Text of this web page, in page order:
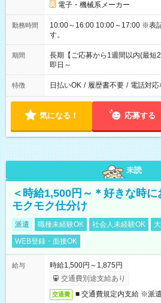
電子・機械系メーカー
勤務時間
10:00～16:00 10:00～17:00 ※表記のうち実働5時間から6時間で
す。
期間
長期【ご応募から1週間以内(最短
即日～
特徴 日払いOK / 履歴書不要 / 電話対応
気になる！ 応募する
未読
＜時給1,500円～＊好きな時
モクモク仕分け
派遣 職種未経験OK 社会人未経験OK
WEB登録・面接OK
給与
時給1,500円～1,875円
交通費別途支給あり
交通費 ■ 交通費規定内支給 ※派